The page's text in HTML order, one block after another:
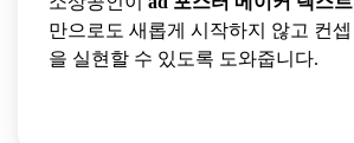
만으로도 새롭게 시작하지 않고 컨셉
을 실현할 수 있도록 도와줍니다.